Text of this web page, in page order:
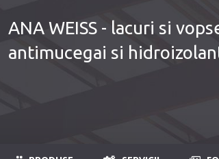
ANA WEISS - lacuri si
antimucegai si